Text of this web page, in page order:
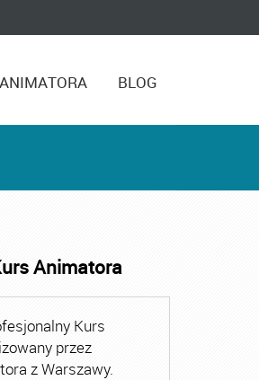
BLOG
Wolnego Warszawa
Animatora
Kurs
przez
z Warszawy.